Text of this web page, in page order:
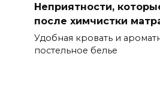
Неприятности,
после химчистки
Удобная кровать и
постельное белье